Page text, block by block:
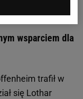
#65]
wsparciem dla
trafił w
się Lothar